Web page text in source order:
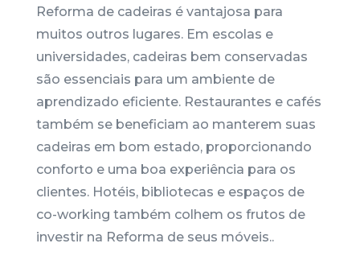
Reforma de cadeiras é vantajosa para
muitos outros lugares. Em escolas e
universidades, cadeiras bem conservadas
são essenciais para um ambiente de
aprendizado eficiente. Restaurantes e cafés
também se beneficiam ao manterem suas
cadeiras em bom estado, proporcionando
conforto e uma boa experiência para os
clientes. Hotéis, bibliotecas e espaços de
co-working também colhem os frutos de
investir na Reforma de seus móveis..